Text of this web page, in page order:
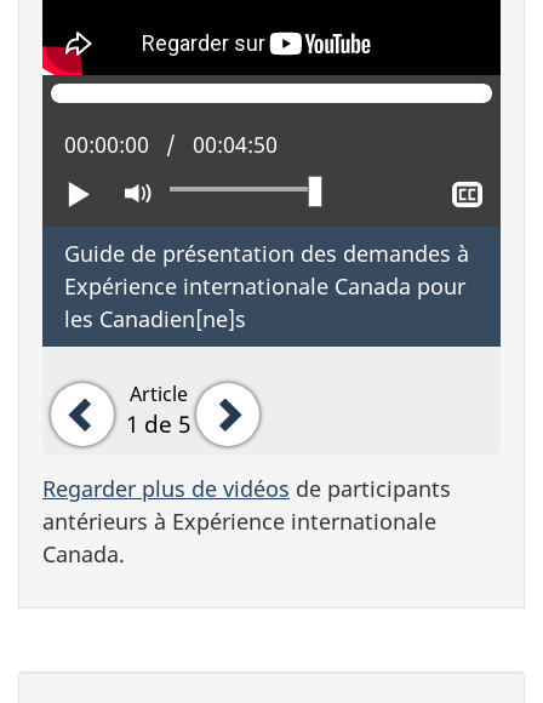
Précédent
Article
1 de 5
Suivant
Lire
Activer
le
mode
muet
Position actuelle :
00:00:00 Temps total :
00:04:50
le
Guide de présentation des demandes à
Expérience internationale Canada pour
les Canadien[ne]s
Regarder plus de vidéos de participants
antérieurs à Expérience internationale
Canada.